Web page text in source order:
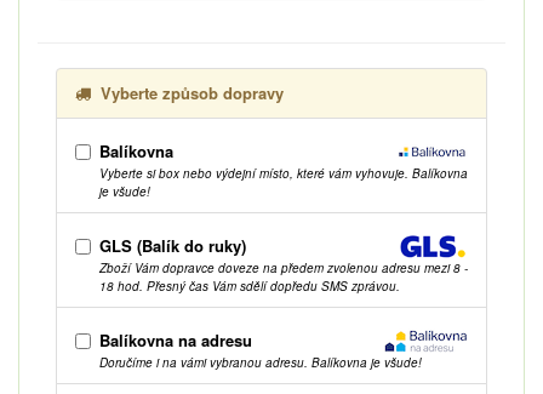
Vyberte způsob dopravy
Balíkovna
Vyberte si box nebo výdejní místo, které vám vyhovuje. Balíkovna
je všude!
GLS (Balík do ruky)
Zboží Vám dopravce doveze na předem zvolenou adresu mezi 8 -
18 hod. Přesný čas Vám sdělí dopředu SMS zprávou.
Balíkovna na adresu
Doručíme i na vámi vybranou adresu. Balíkovna je všude!